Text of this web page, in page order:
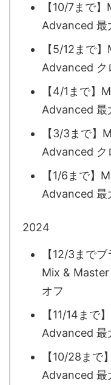
【10/7まで
Advanced 最
【5/12まで
Advanced ク
【4/1まで】
Advanced 最
【3/3まで】
Advanced ク
【1/6まで】
Advanced 最
2024
【12/3まで
Mix &
オフ
【11/14まで
Advanced 最
【10/28ま
Advanced 最